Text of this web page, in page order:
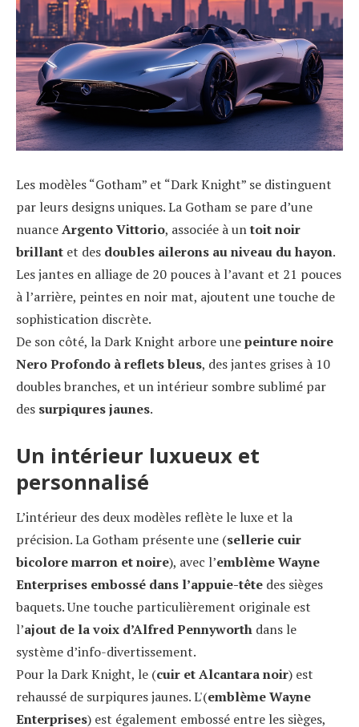
Les modèles “Gotham” et “Dark Knight” se distinguent
par leurs designs uniques. La Gotham se pare d’une
nuanceArgento Vittorio, associée à untoit noir
brillant et des doubles ailerons au niveau du hayon.
Les jantes en alliage de 20 pouces à l’avant et 21 pouces
à l’arrière, peintes en noir mat, ajoutent une touche de
sophistication discrète.
De son côté, la Dark Knight arbore unepeinture noire
Nero Profondo à reflets bleus, des jantes grises à 10
doubles branches, et un intérieur sombre sublimé par
des surpiqures jaunes.
Un intérieur luxueux et
personnalisé
L’intérieur des deux modèles reflète le luxe et la
précision. La Gotham présente une (sellerie cuir
bicolore marron et noire), avec l’emblème Wayne
Enterprises embossé dans l’appuie-tête des sièges
baquets. Une touche particulièrement originale est
l’ajout de la voix d’Alfred Pennyworth dans le
système d’info-divertissement.
Pour la Dark Knight, le (cuir et Alcantara noir) est
rehaussé de surpiqures jaunes. L'(emblème Wayne
Enterprises) est également embossé entre les sièges,